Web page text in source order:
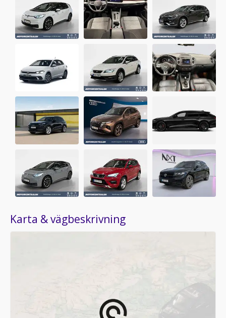
Karta & vägbeskrivning